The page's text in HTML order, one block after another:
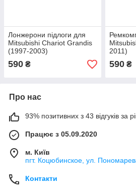
Лонжерони підлоги для
Mitsubishi Chariot Grandis
(1997-2003)
590 ₴
2011)
590₴
Про нас
93% позитивних з 43 відгуків за
Працює з 05.09.2020
м. Київ
пгт. Коцюбинское, ул.
Контакти